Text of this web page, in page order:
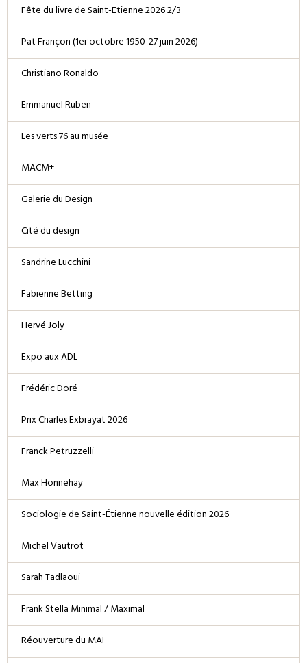
Fête du livre de Saint-Etienne 2026 2/3
Pat Françon (1er octobre 1950-27 juin 2026)
Christiano Ronaldo
Emmanuel Ruben
Les verts 76 au musée
MACM+
Galerie du Design
Cité du design
Sandrine Lucchini
Fabienne Betting
Hervé Joly
Expo aux ADL
Frédéric Doré
Prix Charles Exbrayat 2026
Franck Petruzzelli
Max Honnehay
Sociologie de Saint-Étienne nouvelle édition 2026
Michel Vautrot
Sarah Tadlaoui
Frank Stella Minimal / Maximal
Réouverture du MAI